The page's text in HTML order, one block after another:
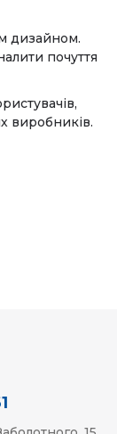
дизайном.
почуття
виробників.